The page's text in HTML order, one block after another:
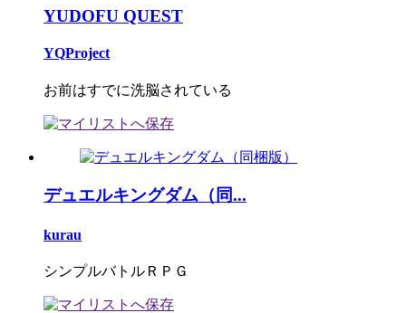
YUDOFU QUEST
YQProject
お前はすでに洗脳されている
デュエルキングダム（同...
kurau
シンプルバトルＲＰＧ